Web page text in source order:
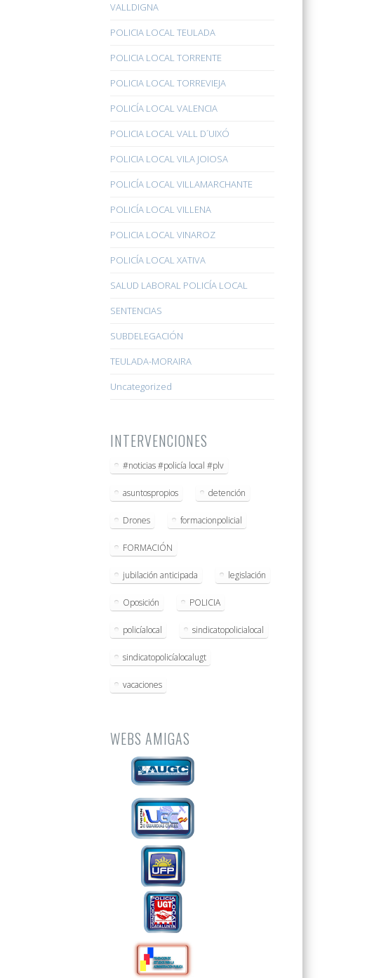
VALLDIGNA
POLICIA LOCAL TEULADA
POLICIA LOCAL TORRENTE
POLICIA LOCAL TORREVIEJA
POLICÍA LOCAL VALENCIA
POLICIA LOCAL VALL D´UIXÓ
POLICIA LOCAL VILA JOIOSA
POLICÍA LOCAL VILLAMARCHANTE
POLICÍA LOCAL VILLENA
POLICIA LOCAL VINAROZ
POLICÍA LOCAL XATIVA
SALUD LABORAL POLICÍA LOCAL
SENTENCIAS
SUBDELEGACIÓN
TEULADA-MORAIRA
Uncategorized
INTERVENCIONES
#noticias #policía local #plv
asuntospropios detención
Drones formacionpolicial
FORMACIÓN
jubilación anticipada legislación
Oposición POLICIA
policíalocal sindicatopolicialocal
sindicatopolicíalocalugt
vacaciones
WEBS AMIGAS